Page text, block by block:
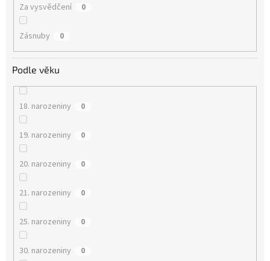
Za vysvědčení 0
Zásnuby 0
Podle věku
18. narozeniny 0
19. narozeniny 0
20. narozeniny 0
21. narozeniny 0
25. narozeniny 0
30. narozeniny 0